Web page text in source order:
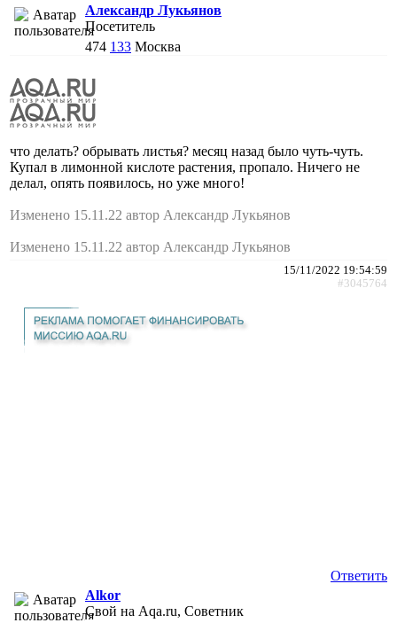
Александр Лукьянов
Посетитель
474 133 Москва
что делать? обрывать листья? месяц назад было чуть-чуть.
Купал в лимонной кислоте растения, пропало. Ничего не
делал, опять появилось, но уже много!
Изменено 15.11.22 автор Александр Лукьянов
Изменено 15.11.22 автор Александр Лукьянов
15/11/2022 19:54:59
#3045764
Ответить
Alkor
Свой на Aqa.ru, Советник